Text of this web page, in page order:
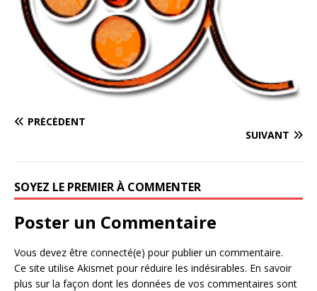
PRÉCÉDENT
SUIVANT
SOYEZ LE PREMIER À COMMENTER
Poster un Commentaire
Vous devez être connecté(e) pour publier un commentaire.
Ce site utilise Akismet pour réduire les indésirables. En savoir
plus sur la façon dont les données de vos commentaires sont